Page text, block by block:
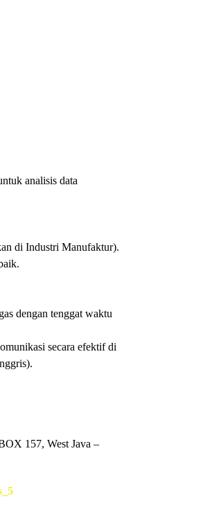
analisis data
di Industri Manufaktur).
dengan tenggat waktu
secara efektif di
157, West Java –